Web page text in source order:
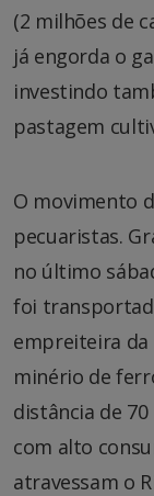
(2 milhões de
já engorda o
investindo
pastagem
O movimento
pecuaristas.
no último
foi
empreiteira
minério de
distância de
com alto
atravessam o